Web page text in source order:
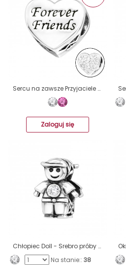
Sercu na zawsze Przyjaciele - Srebro próby 925 Charms z cyrkonią/kryształem A4S10413
Zaloguj się
Chłopiec Doll - Srebro próby 925 Charms z cyrkonią/kryształem A4S9519
Na stanie:: 38